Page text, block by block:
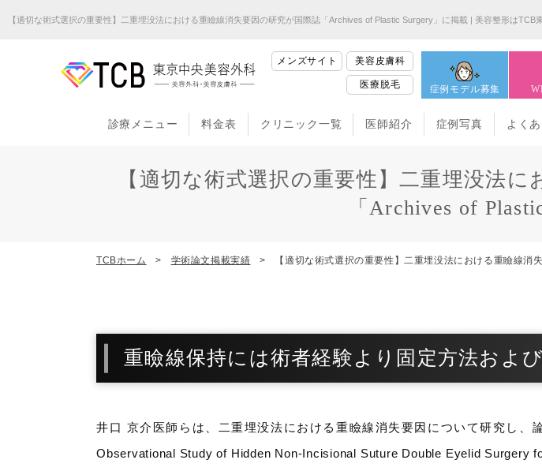
【適切な術式選択の重要性】二重埋没法における重瞼線消失要因の研究が国際誌「Archives of Plastic Surgery」に掲載 | 美容整形はTCB
メンズサイト 美容皮膚科
医療脱毛 症例モデル募集
診療メニュー 料金表 クリニック一覧 医師紹介 症例写真 よく
【適切な術式選択の重要性】二重埋没法
「Archives of
TCBホーム 学術論文掲載実績 【適切な術式選択の重要性】二重埋没法における重瞼線
重瞼線保持には術者経験より固定方法およ
井口 京介医師らは、二重埋没法における重瞼線消失要因について研究し、
Observational Study of Hidden Non-Incisional Suture Double Eyelid Surgery